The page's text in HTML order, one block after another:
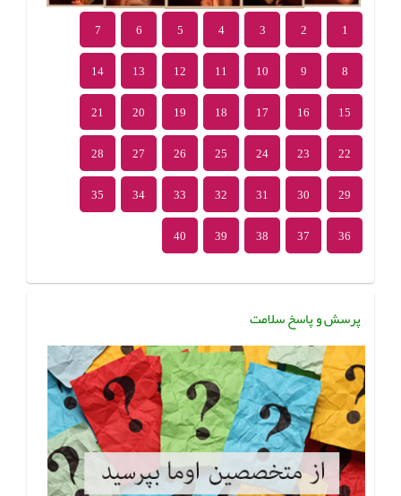
1
2
3
4
5
6
7
8
9
10
11
12
13
14
15
16
17
18
19
20
21
22
23
24
25
26
27
28
29
30
31
32
33
34
35
36
37
38
39
40
پرسش و پاسخ سلامت